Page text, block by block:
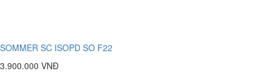
SOMMER SC ISOPD SO F22
3.900.000 VNĐ